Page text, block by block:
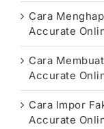
Cara
Accurate
Cara
Accurate
Cara Impor
Accurate